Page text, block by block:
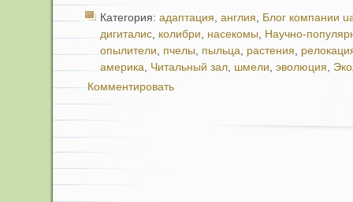
Категория: адаптация, англия, Блог компании
дигиталис, колибри, насекомы, Научно-
опылители, пчелы, пыльца, растения,
америка, Читальный зал, шмели, эволюция,
Комментировать